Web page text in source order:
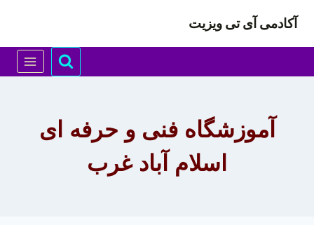
محتوا
آکادمی آی تی ویزیت
آموزشگاه فنی و حرفه ای
اسلام آباد غرب